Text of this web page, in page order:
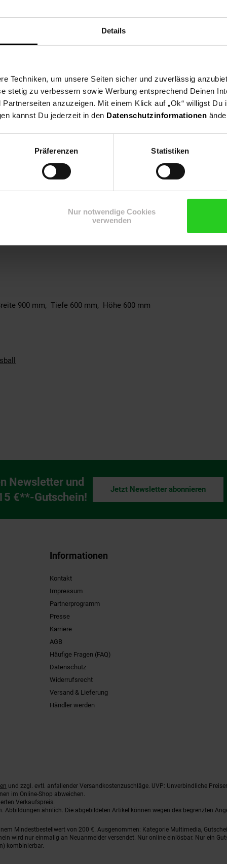
Details
Techniken, um unsere Seiten sicher und zuverlässig
stetig zu verbessern sowie Werbung entsprechend Deinen
anzuzeigen. Mit einem Klick auf „Ok“ willigst Du
kannst Du jederzeit in den Datenschutzinformationen
Präferenzen Statistiken
Nur notwendige Cookies
verwenden
in dem Garten mit seinem wunderbaren schwarzen
mit schwarzem Netz. Das Netz ist feinmaschig,
ist ist das EXIT Pico Tor auch geeignet für (Eis)hockey.
900 mm, Tiefe 600 mm, Höhe 600 mm
Newsletter und
€**-Gutschein!
Jetzt Newsletter abonnieren
Informationen
Kontakt
Impressum
Partnerprogramm
Presse
Karriere
AGB
Häufige Fragen (FAQ)
Datenschutz
Widerrufsrecht
Versand & Lieferung
Händler werden
und zzgl. evtl. anfallender Versandkostenzuschläge. UVP: Unverbindliche
im Online-Shop abweichen.
Verkaufspreis.
ähnlich. Die abgebildeten Artikel können wegen des begrenzten
Mindestbestellwert von 200 €. Ausgenommen: Kategorie Multimedia,
wird nur einmalig an Neuanmelder versendet. Nur online einlösbar. Nur ein
kombinierbar.